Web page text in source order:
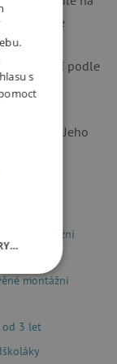
části je
smontují podle
FSC. Jeho
Montážní
montážní
od 3 let
s